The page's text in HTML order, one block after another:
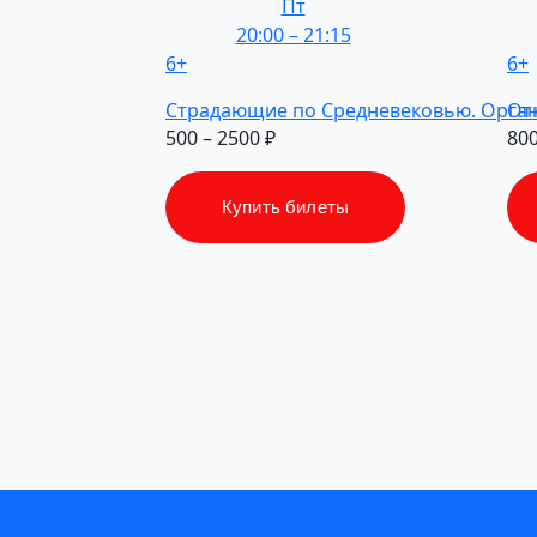
Пт
20:00–21:15
6+
Страдающие по Средневековью.
500 – 2500 ₽
Купить билеты
6+